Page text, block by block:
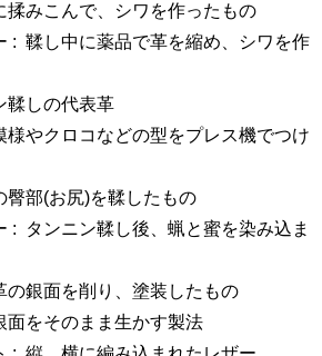
揉みこんで、シワを作ったもの
: 鞣し中に薬品で革を縮め、シワを作
鞣しの代表革
やクロコなどの型をプレス機でつけ
臀部(お尻)を鞣したもの
: タンニン鞣し後、蝋と蜜を染み込ま
の銀面を削り、塗装したもの
をそのまま生かす製法